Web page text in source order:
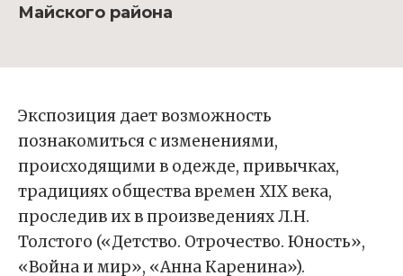
Майского района
Экспозиция дает возможность
познакомиться с изменениями,
происходящими в одежде, привычках,
традициях общества времен XIX века,
проследив их в произведениях Л.Н.
Толстого («Детство. Отрочество. Юность»,
«Война и мир», «Анна Каренина»).